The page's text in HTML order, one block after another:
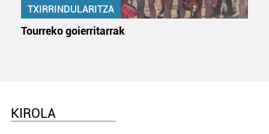
TXIRRINDULARITZA
Tourreko goierritarrak
KIROLA